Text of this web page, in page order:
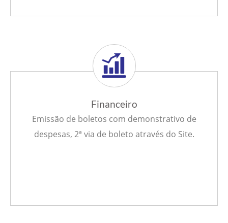
Financeiro
Emissão de boletos com demonstrativo de
despesas, 2ª via de boleto através do Site.